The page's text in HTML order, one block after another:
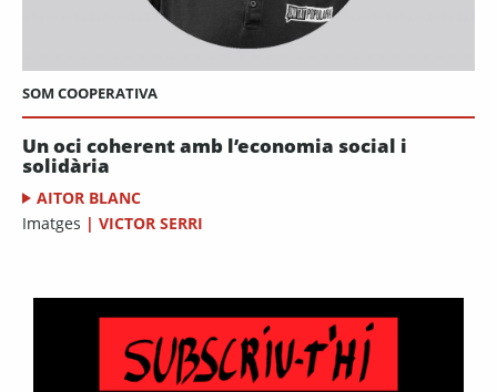
SOM COOPERATIVA
Un oci coherent amb l’economia social i
solidària
AITOR BLANC
Imatges | VICTOR SERRI